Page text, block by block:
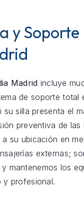
y Soporte
Madrid incluye
de soporte total
su silla presenta el
preventiva de las
su ubicación en
externas;
mantenemos los
y profesional.